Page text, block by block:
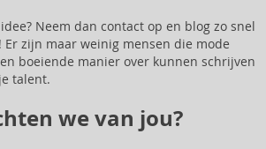
Neem dan contact op en blog zo snel
Er zijn maar weinig mensen die mode
boeiende manier over kunnen schrijven
talent.
we van jou?